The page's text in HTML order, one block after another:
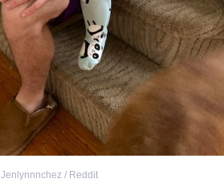
Jenlynnnchez / Reddit